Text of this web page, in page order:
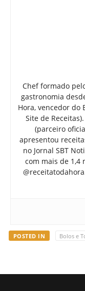
Chef formado
gastronomia
Hora, vencedor do
Site de
(parceiro
apresentou
no Jornal SBT
com mais de 1,4
POSTED IN Bolos e